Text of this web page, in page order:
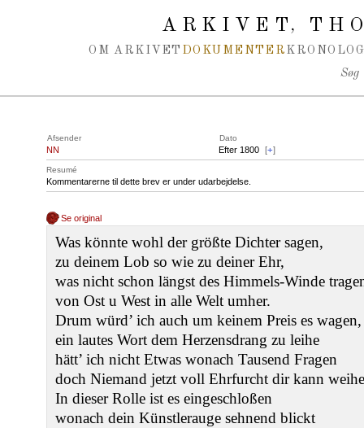
ARKIVET,
OM ARKIVET DOKUMENTER
Søg
Afsender Dato
NN Efter 1800 [+]
Resumé
Kommentarerne til dette brev er under udarbejdelse.
Se original
Was könnte wohl der größte Dichter sagen,
zu deinem Lob so wie zu deiner Ehr,
was nicht schon längst des Himmels-Winde
von Ost u West in alle Welt umher.
Drum würd’ ich auch um keinem Preis es wagen,
ein lautes Wort dem Herzensdrang zu leihe
hätt’ ich nicht Etwas wonach Tausend Fragen
doch Niemand jetzt voll Ehrfurcht dir kann weihe
In dieser Rolle ist es eingeschloßen
wonach dein Künstlerauge sehnend blickt